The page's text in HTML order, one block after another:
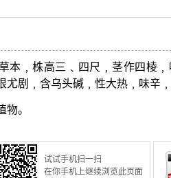
本﹐株高三﹑四尺﹐茎作四棱
尤剧﹐含乌头碱﹐性大热﹐味辛
物。
试试手机扫一扫
在你手机上继续浏览此页面